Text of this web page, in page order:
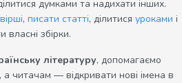
думками та надихати інших.
, писати статті, ділитися уроками і
власні збірки.
літературу, допомагаємо
читачам — відкривати нові імена в